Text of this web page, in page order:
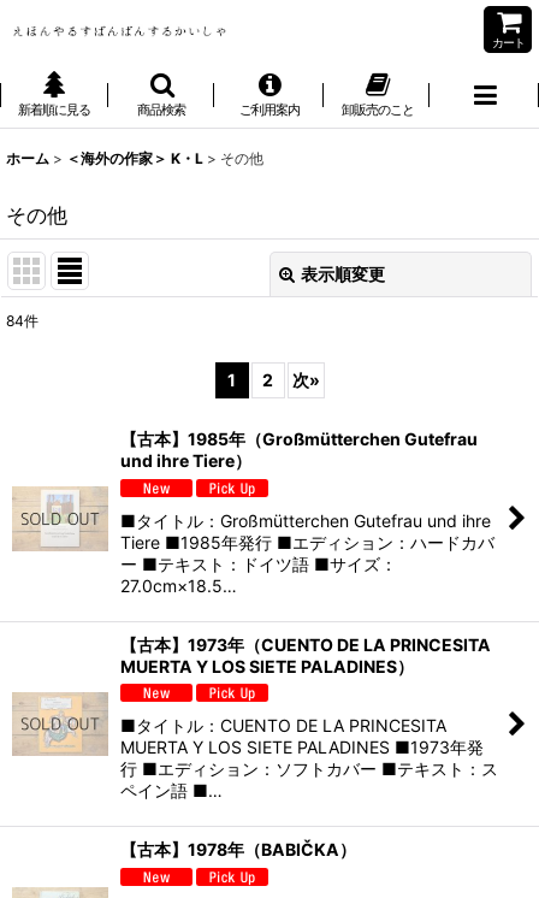
カート
新着順に見る 商品検索 ご利用案内 卸販売のこと
ホーム > ＜海外の作家＞ K・L > その他
その他
表示順変更
絞り込む
84件
1 2 次»
【古本】1985年（Großmütterchen Gutefrau
und ihre Tiere）
■タイトル：Großmütterchen Gutefrau und ihre
Tiere ■1985年発行 ■エディション：ハードカバ
ー ■テキスト：ドイツ語 ■サイズ：
27.0cm×18.5…
【古本】1973年（CUENTO DE LA PRINCESITA
MUERTA Y LOS SIETE PALADINES）
■タイトル：CUENTO DE LA PRINCESITA
MUERTA Y LOS SIETE PALADINES ■1973年発
行 ■エディション：ソフトカバー ■テキスト：ス
ペイン語 ■…
【古本】1978年（BABIČKA）